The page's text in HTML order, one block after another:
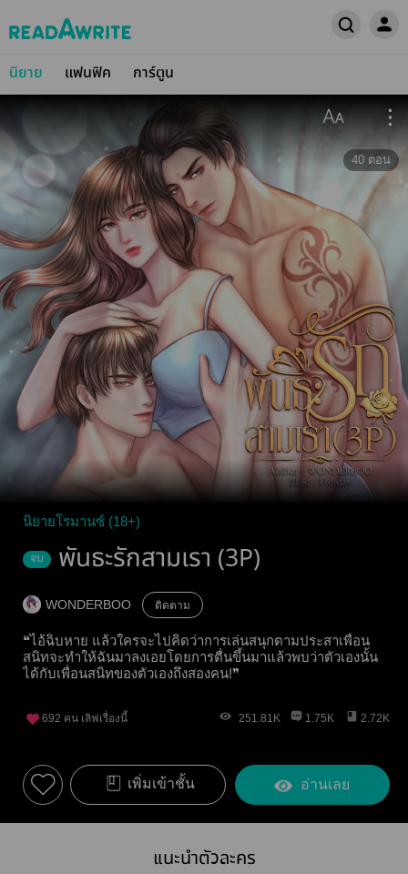
นิยาย แฟนฟิค การ์ตูน
40 ตอน
นิยายโรมานซ์ (18+)
จบ พันธะรักสามเรา (3P)
WONDERBOO ติดตาม
❝ไอ้ฉิบหาย แล้วใครจะไปคิดว่าการเล่นสนุกตามประสาเพื่อน
สนิทจะทำให้ฉันมาลงเอยโดยการตื่นขึ้นมาแล้วพบว่าตัวเองนั้น
ได้กับเพื่อนสนิทของตัวเองถึงสองคน!❞
692 คน เลิฟเรื่องนี้ 251.81K 1.75K 2.72K
เพิ่มเข้าชั้น อ่านเลย
แนะนำตัวละคร